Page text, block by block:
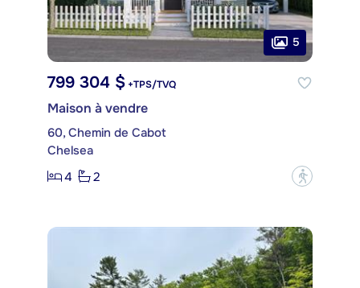
5
799 304 $ +TPS/TVQ
Maison à vendre
60, Chemin de Cabot
Chelsea
4
2 ?